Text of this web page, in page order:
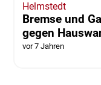
Helmstedt
Bremse und
gegen
vor 7 Jahren